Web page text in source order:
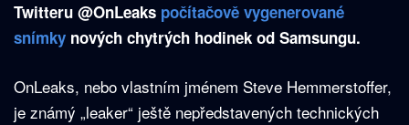
Twitteru @OnLeaks počítačově vygenerované
snímky nových chytrých hodinek od Samsungu.
OnLeaks, nebo vlastním jménem Steve Hemmerstoffer,
je známý „leaker“ ještě nepředstavených technických